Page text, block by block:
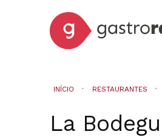
INÍCIO RESTAURANTES
La